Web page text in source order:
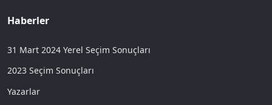
Haberler
31 Mart 2024 Yerel Seçim Sonuçları
2023 Seçim Sonuçları
Yazarlar